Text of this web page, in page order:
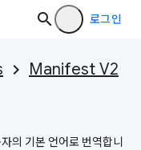
로그인
Manifest V2
의 기본 언어로 번역합니